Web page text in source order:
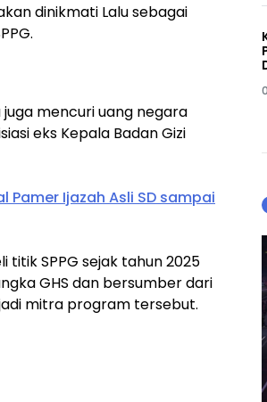
dinikmati Lalu sebagai
mencuri uang negara
eks Kepala Badan Gizi
Pamer Ijazah Asli SD sampai
SPPG sejak tahun 2025
GHS dan bersumber dari
mitra program tersebut.